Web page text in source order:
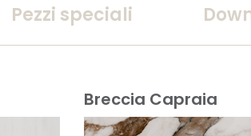
Pezzi speciali
Breccia Capraia